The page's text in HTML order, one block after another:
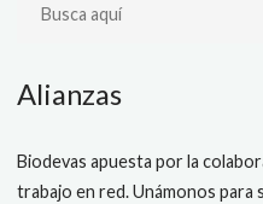
Alianzas
Biodevas apuesta por la
trabajo en red. Unámonos para